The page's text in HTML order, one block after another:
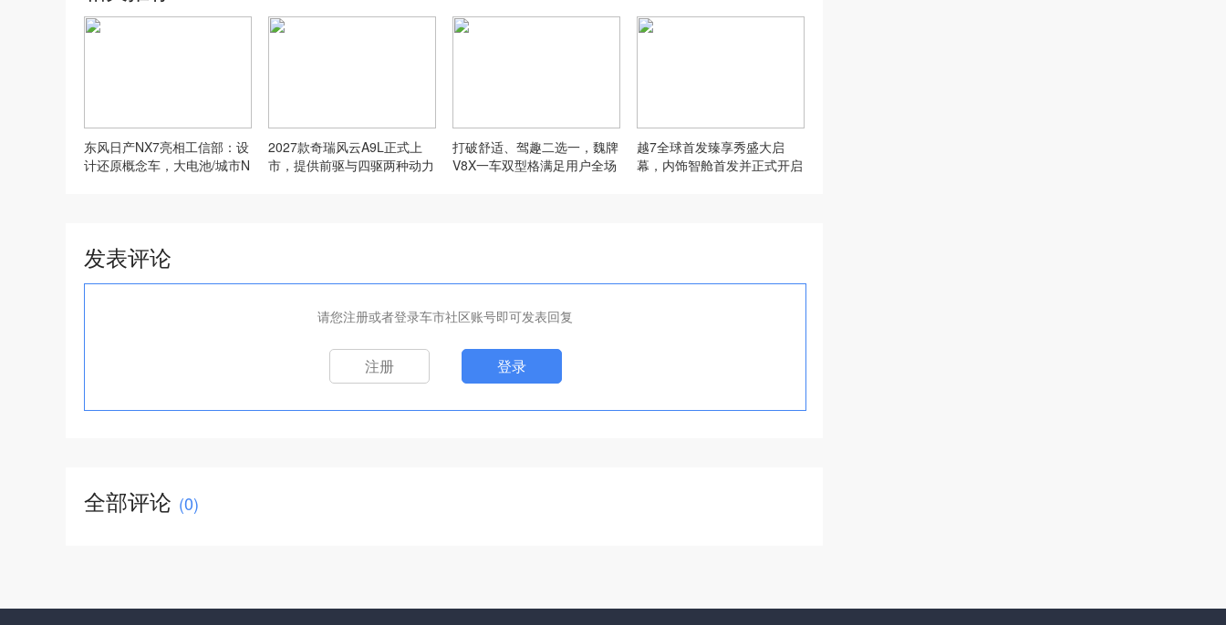
东风日产NX7亮相工信部：设
计还原概念车，大电池/城市N
2027款奇瑞风云A9L正式上
市，提供前驱与四驱两种动力
打破舒适、驾趣二选一，魏牌
V8X一车双型格满足用户全场
越7全球首发臻享秀盛大启
幕，内饰智舱首发并正式开启
发表评论
请您注册或者登录车市社区账号即可发表回复
注册 登录
全部评论 (0)